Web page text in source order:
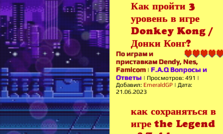
Как пройти 3
уровень в игре
Donkey Kong /
Донки Конг?
По играм и
приставкам Dendy, Nes,
Famicom | F.A.Q Вопросы и
Ответы | Просмотров: 491 |
Добавил: EmeraldGP | Дата:
21.06.2023
как сохраняться в
игре the Legend